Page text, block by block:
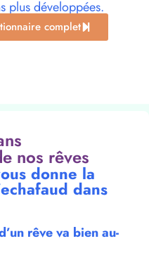
plus développées.
complet
nos rêves
donne la
dans
rêve va bien au-